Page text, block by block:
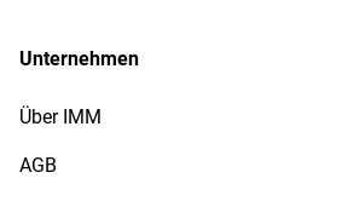
Unternehmen
Über IMM
AGB